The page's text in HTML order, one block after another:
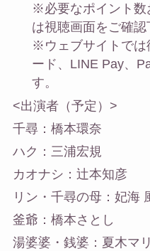
※必要なポイント数
は視聴画面をご確認
※ウェブサイトでは
ード、LINE Pay、
す。
<出演者（予定）>
千尋：橋本環奈
ハク：三浦宏規
カオナシ：辻本知彦
リン・千尋の母：妃海
釜爺：橋本さとし
湯婆婆・銭婆：夏木マリ